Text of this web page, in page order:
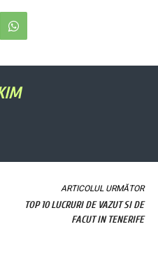
ARTICOLUL URMĂTOR
TOP 10 LUCRURI DE VAZUT SI DE
FACUT IN TENERIFE